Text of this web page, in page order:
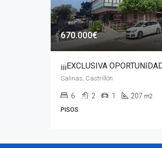
670.000€
Salinas, Castrillón
6 2 1 207 m2
PISOS